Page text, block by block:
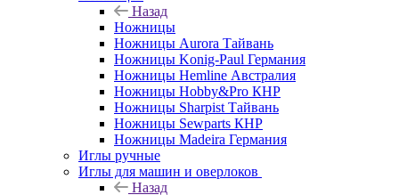
Назад
Ножницы
Ножницы Aurora Тайвань
Ножницы Konig-Paul Германия
Ножницы Hemline Австралия
Ножницы Hobby&Pro КНР
Ножницы Sharpist Тайвань
Ножницы Sewparts КНР
Ножницы Madeira Германия
Иглы ручные
Иглы для машин и оверлоков
Назад